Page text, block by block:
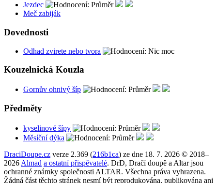
Jezdec
Meč zabiják
Dovednosti
Odhad zvirete nebo tvora
Kouzelnická Kouzla
Gornův ohnivý šíp
Předměty
kyselinové šípy
Měsíční dýka
DraciDoupe.cz verze 2.369 (216b1ca) ze dne 18. 7. 2026 © 2018–
2026 Almad a ostatní přispěvatelé. DrD, Dračí doupě a Altar jsou
ochranné známky společnosti ALTAR. Všechna práva vyhrazena.
Žádná část těchto stránek nesmí být reprodukována, publikována ani